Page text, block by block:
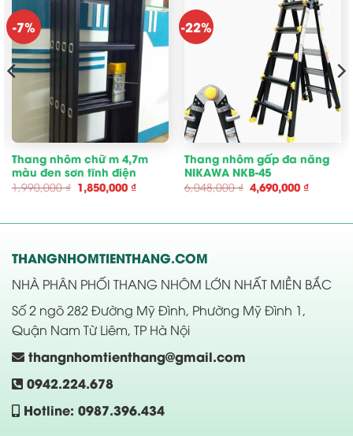
-7%
Thang nhôm chữ m 4,7m
màu đen sơn tĩnh điện
1,990,000₫ Giá
gốc
1,850,000 ₫Giá
hiện
1,850,000 ₫.
-22%
Thang nhôm gấp đa năng
NIKAWA NKB-45
6,048,000₫ Giá
gốc
4,690,000 ₫Giá
hiện
₫.
THANGNHOMTIENTHANG.COM
NHÀ PHÂN PHỐI THANG NHÔM LỚN NHẤT MIỀN BẮC
Số 2 ngõ 282 Đường Mỹ Đình, Phường Mỹ Đình 1,
Quận Nam Từ Liêm, TP Hà Nội
thangnhomtienthang@gmail.com
0942.224.678
Hotline: 0987.396.434